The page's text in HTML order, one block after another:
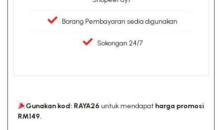
Borang Pembayaran sedia digunakan
Sokongan 24/7
Gunakan kod: RAYA26 untuk mendapat harga promosi
RM149.